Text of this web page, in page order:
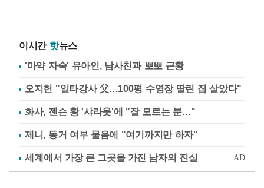
이시간 핫뉴스
'마약 자숙' 유아인, 남사친과 뽀뽀 근황
오지헌 "일타강사 父…100평 수영장 딸린 집 살았다"
화사, 젠슨 황 '샤라웃'에 "잘 모르는 분…"
제니, 동거 여부 물음에 "여기까지만 하자"